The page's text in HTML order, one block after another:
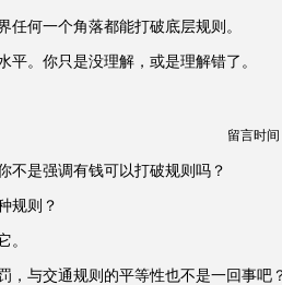
任何一个角落都能打破底层规则。
平。你只是没理解，或是理解错了。
留言时间
不是强调有钱可以打破规则吗？
规则？
。
，与交通规则的平等性也不是一回事吧